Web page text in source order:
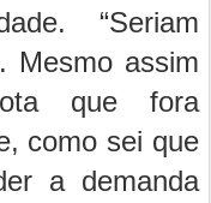
“Seriam
Mesmo assim
que fora
como sei que
a demanda